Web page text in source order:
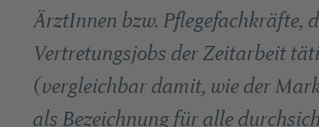
ÄrztInnen bzw. Pflegefachkräfte,
Vertretungsjobs der Zeitarbeit
(vergleichbar damit, wie der
als Bezeichnung für alle